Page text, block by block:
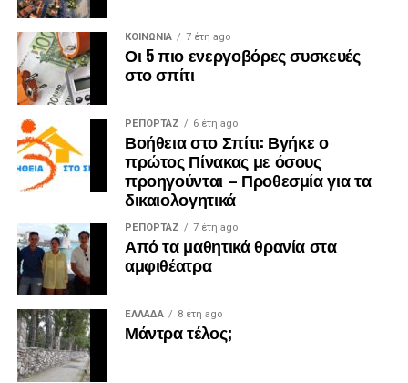
ΚΟΙΝΩΝΙΑ 7 έτη ago
Οι 5 πιο ενεργοβόρες συσκευές
στο σπίτι
ΡΕΠΟΡΤΑΖ 6 έτη ago
Βοήθεια στο Σπίτι: Βγήκε ο
πρώτος Πίνακας με όσους
προηγούνται – Προθεσμία για τα
δικαιολογητικά
ΡΕΠΟΡΤΑΖ 7 έτη ago
Από τα μαθητικά θρανία στα
αμφιθέατρα
ΕΛΛΑΔΑ 8 έτη ago
Μάντρα τέλος;